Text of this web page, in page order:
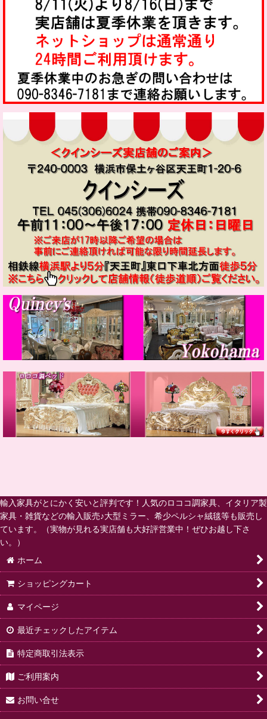
輸入家具がとにかく安いと評判です！人気のロココ調家具、イタリア製
家具・雑貨などの輸入販売♪大型ミラー、希少ペルシャ絨毯等も販売し
ています。（実物が見れる実店舗も大好評営業中！ぜひお越し下さ
い。）
ホーム
ショッピングカート
マイページ
最近チェックしたアイテム
特定商取引法表示
ご利用案内
お問い合せ